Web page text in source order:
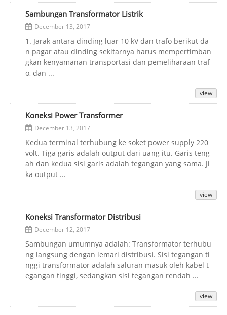
Sambungan Transformator Listrik
December 13, 2017
1. Jarak antara dinding luar 10 kV dan trafo berikut da
n pagar atau dinding sekitarnya harus mempertimban
gkan kenyamanan transportasi dan pemeliharaan traf
o, dan ...
view
Koneksi Power Transformer
December 13, 2017
Kedua terminal terhubung ke soket power supply 220
volt. Tiga garis adalah output dari uang itu. Garis teng
ah dan kedua sisi garis adalah tegangan yang sama. Ji
ka output ...
view
Koneksi Transformator Distribusi
December 12, 2017
Sambungan umumnya adalah: Transformator terhubu
ng langsung dengan lemari distribusi. Sisi tegangan ti
nggi transformator adalah saluran masuk oleh kabel t
egangan tinggi, sedangkan sisi tegangan rendah ...
view